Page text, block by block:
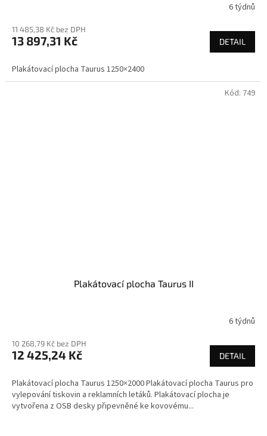
6 týdnů
11 485,38 Kč bez DPH
13 897,31 Kč DETAIL
Plakátovací plocha Taurus 1250×2400
Plakátovací plocha Taurus II
6 týdnů
10 268,79 Kč bez DPH
12 425,24 Kč DETAIL
Plakátovací plocha Taurus 1250×2000 Plakátovací plocha Taurus pro
vylepování tiskovin a reklamních letáků. Plakátovací plocha je
vytvořena z OSB desky připevněné ke kovovému...
Kód: 749